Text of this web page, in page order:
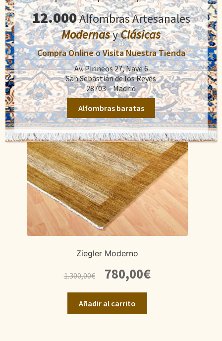
precio
original
era:
1.400,00€.
precio
actual
es:
900,00€.
Añadir al carrito
Ziegler Moderno
1.300,00€ precio
original
era:
1.300,00€.
780,00€precio
Añadir al carrito
12.000Alfombras Artesanales
ModernasyClásicas
Compra OnlineoVisita Nuestra Tienda
Av. Pirineos 27, Nave 6
San Sebastián de los Reyes
28703 – Madrid
Alfombras baratas